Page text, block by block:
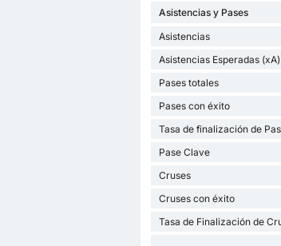
Asistencias y Pases
Asistencias
Asistencias Esperadas (xA)
Pases totales
Pases con éxito
Tasa de finalización de
Pase Clave
Cruses
Cruses con éxito
Tasa de Finalización de